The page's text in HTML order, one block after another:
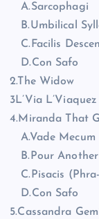
A.Sarcophagi
B.Umbilical
C.Facilis
D.Con Safo
2.The Widow
3L’Via L’Viaquez
4.Miranda That
A.Vade Mecum
B.Pour Another
C.Pisacis
D.Con Safo
5.Cassandra